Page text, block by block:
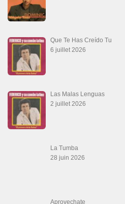
Que Te Has Creído Tu
6 juillet 2026
Las Malas Lenguas
2 juillet 2026
La Tumba
28 juin 2026
Aprovechate